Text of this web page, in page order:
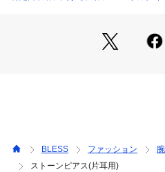
BLESS ファッション
ストーンピアス(片耳用)